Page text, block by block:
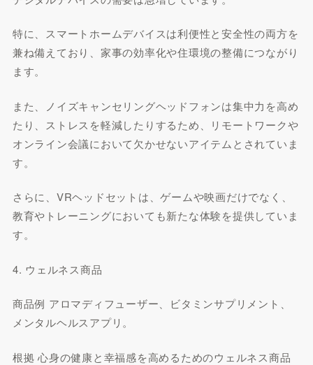
特に、スマートホームデバイスは利便性と安全性の両方を
兼ね備えており、家事の効率化や住環境の整備につながり
ます。
また、ノイズキャンセリングヘッドフォンは集中力を高め
たり、ストレスを軽減したりするため、リモートワークや
オンライン会議において欠かせないアイテムとされていま
す。
さらに、VRヘッドセットは、ゲームや映画だけでなく、
教育やトレーニングにおいても新たな体験を提供していま
す。
4. ウェルネス商品
商品例 アロマディフューザー、ビタミンサプリメント、
メンタルヘルスアプリ。
根拠 心身の健康と幸福感を高めるためのウェルネス商品